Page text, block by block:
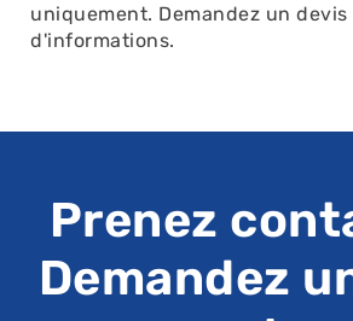
uniquement. Demandez un
d'informations.
Prenez
Demandez